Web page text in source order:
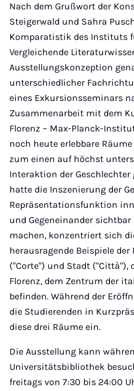
Nach dem Grußwort der
Steigerwald und Sahra
Komparatistik des Instituts
Vergleichende
Ausstellungskonzeption
unterschiedlicher
eines Exkursionsseminars
Zusammenarbeit mit dem
Florenz – Max-Planck-
noch heute erlebbare
zum einen auf höchst
Interaktion der
hatte die Inszenierung der
Repräsentationsfunktion
und Gegeneinander
machen, konzentriert sich
herausragende Beispiele der
("Corte") und Stadt ("Città"),
Florenz, dem Zentrum der
befinden. Während der
die Studierenden in
diese drei Räume ein.
Die Ausstellung kann
Universitätsbibliothek
freitags von 7:30 bis 24:00